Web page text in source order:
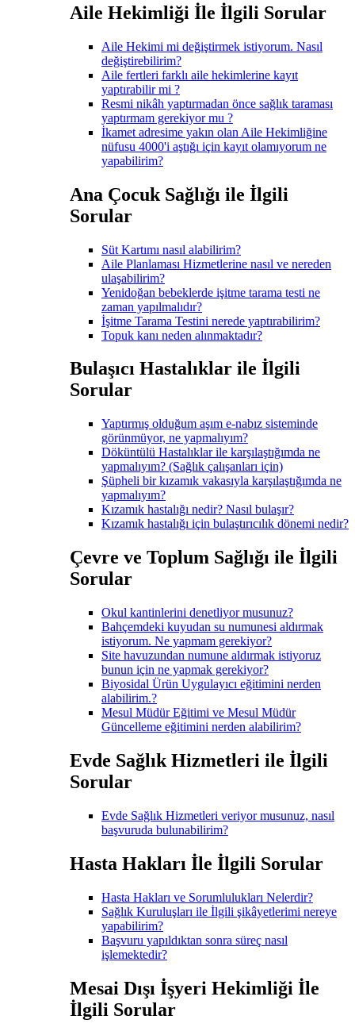
Aile Hekimliği İle İlgili Sorular
Aile Hekimi mi değiştirmek istiyorum. Nasıl
değiştirebilirim?
Aile fertleri farklı aile hekimlerine kayıt
yaptırabilir mi ?
Resmi nikâh yaptırmadan önce sağlık taraması
yaptırmam gerekiyor mu ?
İkamet adresime yakın olan Aile Hekimliğine
nüfusu 4000'i aştığı için kayıt olamıyorum ne
yapabilirim?
Ana Çocuk Sağlığı ile İlgili
Sorular
Süt Kartımı nasıl alabilirim?
Aile Planlaması Hizmetlerine nasıl ve nereden
ulaşabilirim?
Yenidoğan bebeklerde işitme tarama testi ne
zaman yapılmalıdır?
İşitme Tarama Testini nerede yaptırabilirim?
Topuk kanı neden alınmaktadır?
Bulaşıcı Hastalıklar ile İlgili
Sorular
Yaptırmış olduğum aşım e-nabız sisteminde
görünmüyor, ne yapmalıyım?
Döküntülü Hastalıklar ile karşılaştığımda ne
yapmalıyım? (Sağlık çalışanları için)
Şüpheli bir kızamık vakasıyla karşılaştığımda ne
yapmalıyım?
Kızamık hastalığı nedir? Nasıl bulaşır?
Kızamık hastalığı için bulaştırıcılık dönemi nedir?
Çevre ve Toplum Sağlığı ile İlgili
Sorular
Okul kantinlerini denetliyor musunuz?
Bahçemdeki kuyudan su numunesi aldırmak
istiyorum. Ne yapmam gerekiyor?
Site havuzundan numune aldırmak istiyoruz
bunun için ne yapmak gerekiyor?
Biyosidal Ürün Uygulayıcı eğitimini nerden
alabilirim.?
Mesul Müdür Eğitimi ve Mesul Müdür
Güncelleme eğitimini nerden alabilirim?
Evde Sağlık Hizmetleri ile İlgili
Sorular
Evde Sağlık Hizmetleri veriyor musunuz, nasıl
başvuruda bulunabilirim?
Hasta Hakları İle İlgili Sorular
Hasta Hakları ve Sorumlulukları Nelerdir?
Sağlık Kuruluşları ile İlgili şikâyetlerimi nereye
yapabilirim?
Başvuru yapıldıktan sonra süreç nasıl
işlemektedir?
Mesai Dışı İşyeri Hekimliği İle
İlgili Sorular